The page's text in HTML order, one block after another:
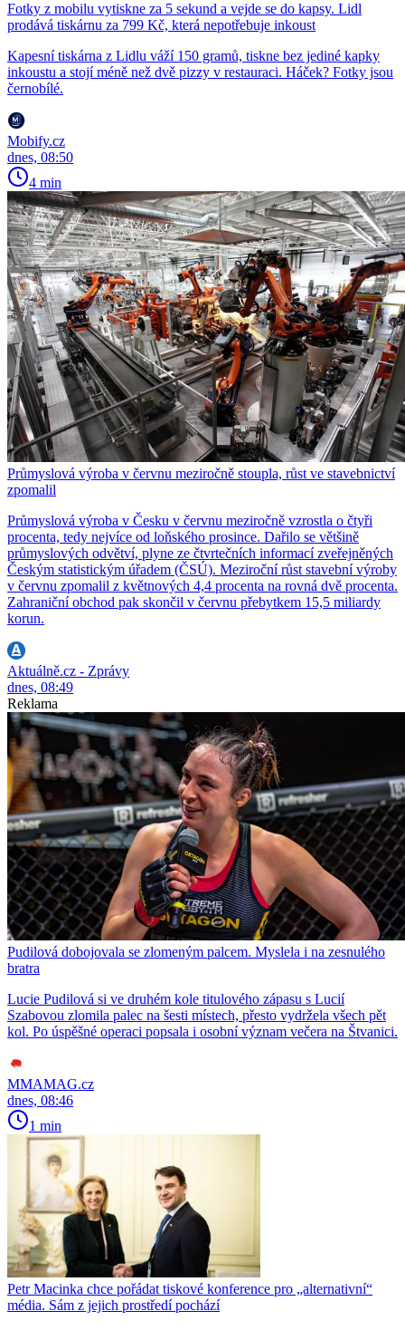
Fotky z mobilu vytiskne za 5 sekund a vejde se do kapsy. Lidl
prodává tiskárnu za 799 Kč, která nepotřebuje inkoust
Kapesní tiskárna z Lidlu váží 150 gramů, tiskne bez jediné kapky
inkoustu a stojí méně než dvě pizzy v restauraci. Háček? Fotky jsou
černobílé.
Mobify.cz
dnes, 08:50
4 min
Průmyslová výroba v červnu meziročně stoupla, růst ve stavebnictví
zpomalil
Průmyslová výroba v Česku v červnu meziročně vzrostla o čtyři
procenta, tedy nejvíce od loňského prosince. Dařilo se většině
průmyslových odvětví, plyne ze čtvrtečních informací zveřejněných
Českým statistickým úřadem (ČSÚ). Meziroční růst stavební výroby
v červnu zpomalil z květnových 4,4 procenta na rovná dvě procenta.
Zahraniční obchod pak skončil v červnu přebytkem 15,5 miliardy
korun.
Aktuálně.cz - Zprávy
dnes, 08:49
Reklama
Pudilová dobojovala se zlomeným palcem. Myslela i na zesnulého
bratra
Lucie Pudilová si ve druhém kole titulového zápasu s Lucií
Szabovou zlomila palec na šesti místech, přesto vydržela všech pět
kol. Po úspěšné operaci popsala i osobní význam večera na Štvanici.
MMAMAG.cz
dnes, 08:46
1 min
Petr Macinka chce pořádat tiskové konference pro „alternativní“
média. Sám z jejich prostředí pochází